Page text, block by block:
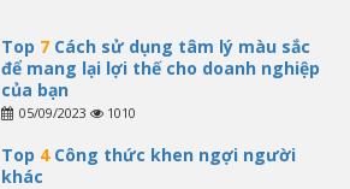
Top 7Cách sử dụng tâm lý màu sắc
để mang lại lợi thế cho doanh nghiệp
của bạn
05/09/2023 1010
Top 4Công thức khen ngợi người
khác